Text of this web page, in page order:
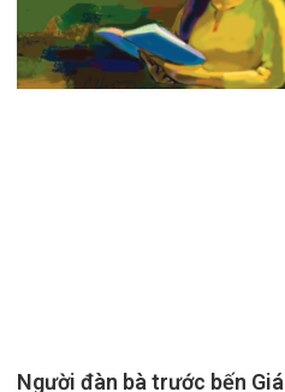
Người đàn bà trước bến Giá